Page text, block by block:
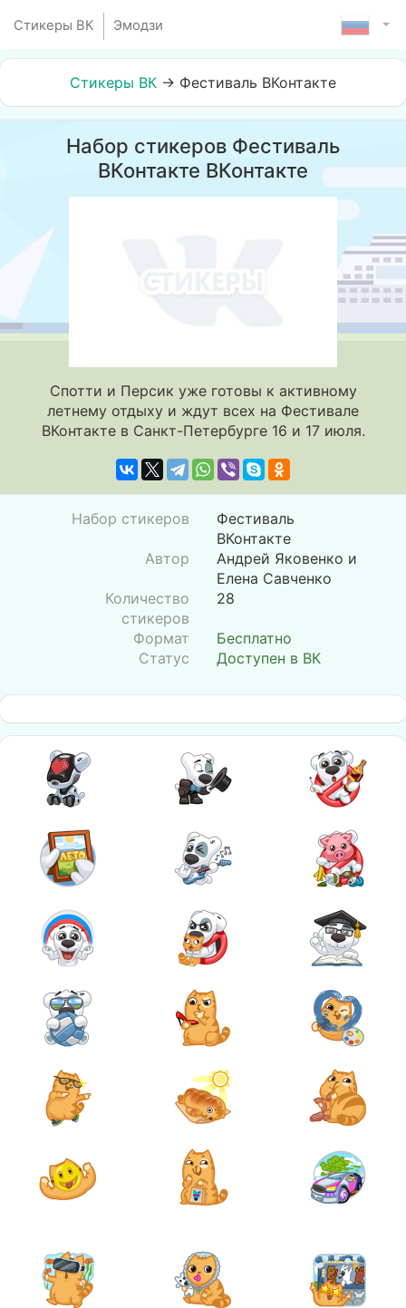
Стикеры ВК Эмодзи
Стикеры ВК → Фестиваль ВКонтакте
Набор стикеров Фестиваль
ВКонтакте ВКонтакте
Спотти и Персик уже готовы к активному
летнему отдыху и ждут всех на Фестивале
ВКонтакте в Санкт-Петербурге 16 и 17 июля.
Набор стикеров
Фестиваль
ВКонтакте
Автор
Андрей Яковенко и
Елена Савченко
Количество
стикеров
28
Формат
Бесплатно
Статус
Доступен в ВК